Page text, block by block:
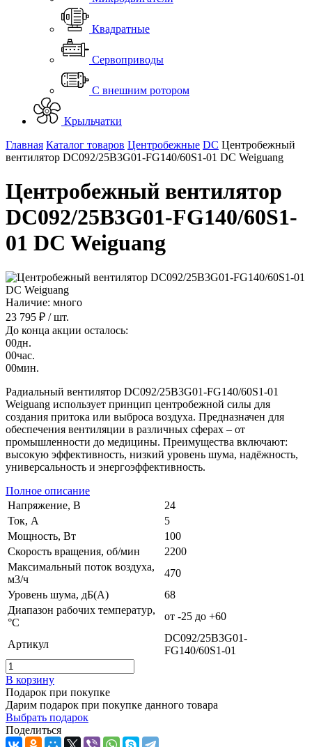
Квадратные
Сервоприводы
С внешним ротором
Крыльчатки
Главная Каталог товаров Центробежные DC Центробежный
вентилятор DC092/25B3G01-FG140/60S1-01 DC Weiguang
Центробежный вентилятор
DC092/25B3G01-FG140/60S1-
01 DC Weiguang
Наличие: много
23 795 ₽ / шт.
До конца акции осталось:
00дн.
00час.
00мин.
Радиальный вентилятор DC092/25B3G01-FG140/60S1-01
Weiguang использует принцип центробежной силы для
создания притока или выброса воздуха. Предназначен для
обеспечения вентиляции в различных сферах – от
промышленности до медицины. Преимущества включают:
высокую эффективность, низкий уровень шума, надёжность,
универсальность и энергоэффективность.
Полное описание
Напряжение, В
24
Ток, А
5
Мощность, Вт
100
Скорость вращения, об/мин
2200
Максимальный поток воздуха,
м3/ч
470
Уровень шума, дБ(А)
68
Диапазон рабочих температур,
°C
от -25 до +60
Артикул
DC092/25B3G01-
FG140/60S1-01
В корзину
Подарок при покупке
Дарим подарок при покупке данного товара
Выбрать подарок
Поделиться